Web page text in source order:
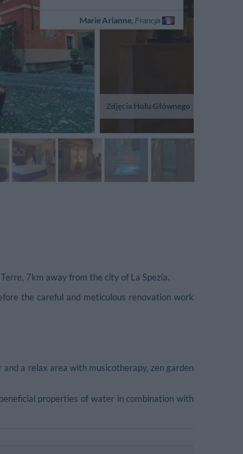
Zdjęcia Holu Głównego
Marie Arianne, Francja
7km away from the city of La Spezia.
the careful and meticulous renovation work
a relax area with musicotherapy, zen garden
properties of water in combination with